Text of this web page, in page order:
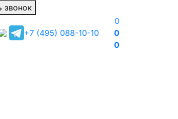
звонок
+7 (495) 088-10-10
0
0
0